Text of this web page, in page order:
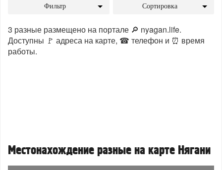
Фильтр Сортировка
3 разные размещено на портале 🔎 nyagan.life.
Доступны 🚩 адреса на карте, ☎ телефон и ⏰ время
работы.
Местонахождение разные на карте Нягани